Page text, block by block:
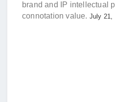
brand and IP intellectual
connotation value. July 21,